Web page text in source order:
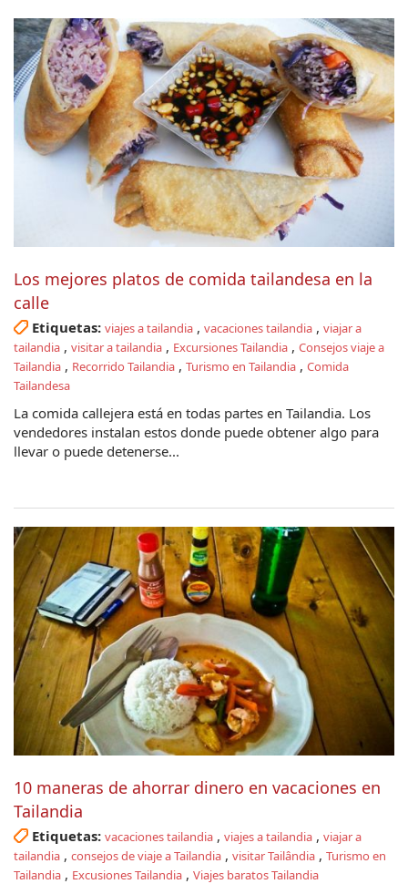
Los mejores platos de comida tailandesa en la
calle
Etiquetas: viajes a tailandia , vacaciones tailandia , viajar a
tailandia , visitar a tailandia , Excursiones Tailandia , Consejos viaje a
Tailandia , Recorrido Tailandia , Turismo en Tailandia , Comida
Tailandesa
La comida callejera está en todas partes en Tailandia. Los
vendedores instalan estos donde puede obtener algo para
llevar o puede detenerse...
10 maneras de ahorrar dinero en vacaciones en
Tailandia
Etiquetas: vacaciones tailandia , viajes a tailandia , viajar a
tailandia , consejos de viaje a Tailandia , visitar Tailândia , Turismo en
Tailandia , Excusiones Tailandia , Viajes baratos Tailandia